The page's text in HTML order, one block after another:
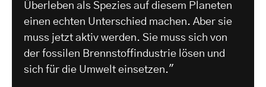
Überleben als Spezies auf diesem Planeten
einen echten Unterschied machen. Aber sie
muss jetzt aktiv werden. Sie muss sich von
der fossilen Brennstoffindustrie lösen und
sich für die Umwelt einsetzen."